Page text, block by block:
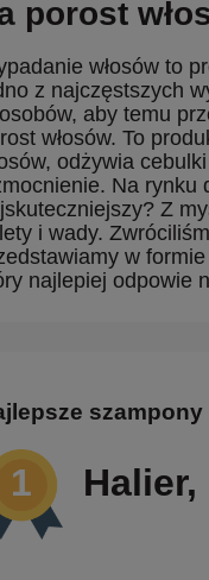
porost
włosów to
z najczęstszych
aby temu
włosów. To
odżywia
Na rynku
Z
i wady.
w
najlepiej odpowie